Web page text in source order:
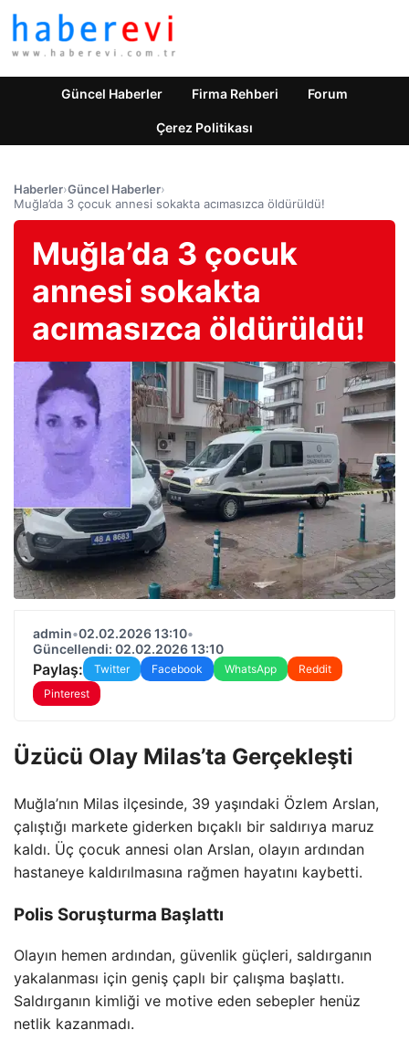
Güncel Haberler Firma Rehberi Forum
Çerez Politikası
Haberler›Güncel Haberler›
Muğla’da 3 çocuk annesi sokakta acımasızca öldürüldü!
Muğla’da 3 çocuk
annesi sokakta
acımasızca öldürüldü!
admin•02.02.2026 13:10•
Güncellendi: 02.02.2026 13:10
Paylaş: Twitter Facebook WhatsApp
Reddit
Pinterest
Üzücü Olay Milas’ta Gerçekleşti
Muğla’nın Milas ilçesinde, 39 yaşındaki Özlem Arslan,
çalıştığı markete giderken bıçaklı bir saldırıya maruz
kaldı. Üç çocuk annesi olan Arslan, olayın ardından
hastaneye kaldırılmasına rağmen hayatını kaybetti.
Polis Soruşturma Başlattı
Olayın hemen ardından, güvenlik güçleri, saldırganın
yakalanması için geniş çaplı bir çalışma başlattı.
Saldırganın kimliği ve motive eden sebepler henüz
netlik kazanmadı.